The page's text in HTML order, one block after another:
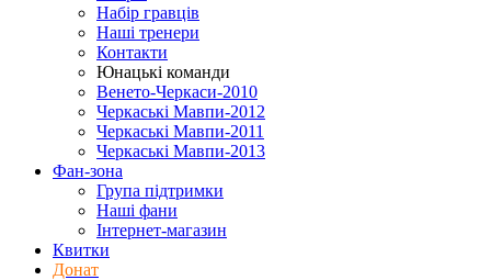
Набір гравців
Наші тренери
Контакти
Юнацькі команди
Венето-Черкаси-2010
Черкаські Мавпи-2012
Черкаські Мавпи-2011
Черкаські Мавпи-2013
Фан-зона
Група підтримки
Наші фани
Інтернет-магазин
Квитки
Донат